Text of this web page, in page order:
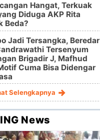
Hangat, Terkuak
Diduga AKP Rita
Beda?
Jadi Tersangka, Beredar
Tersenyum
Brigadir J, Mafhud
Cuma Bisa Didengar
Selengkapnya
News